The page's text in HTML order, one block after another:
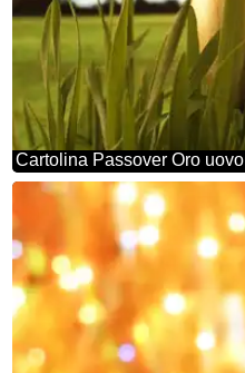
Cartolina Passover Oro uovo